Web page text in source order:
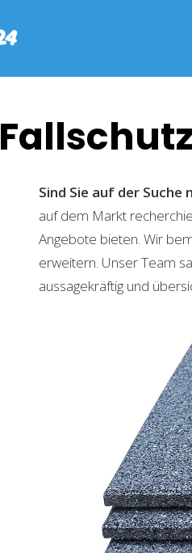
Sind Sie auf der
auf dem Markt
Angebote bieten. Wir
erweitern. Unser Team
aussagekräftig und